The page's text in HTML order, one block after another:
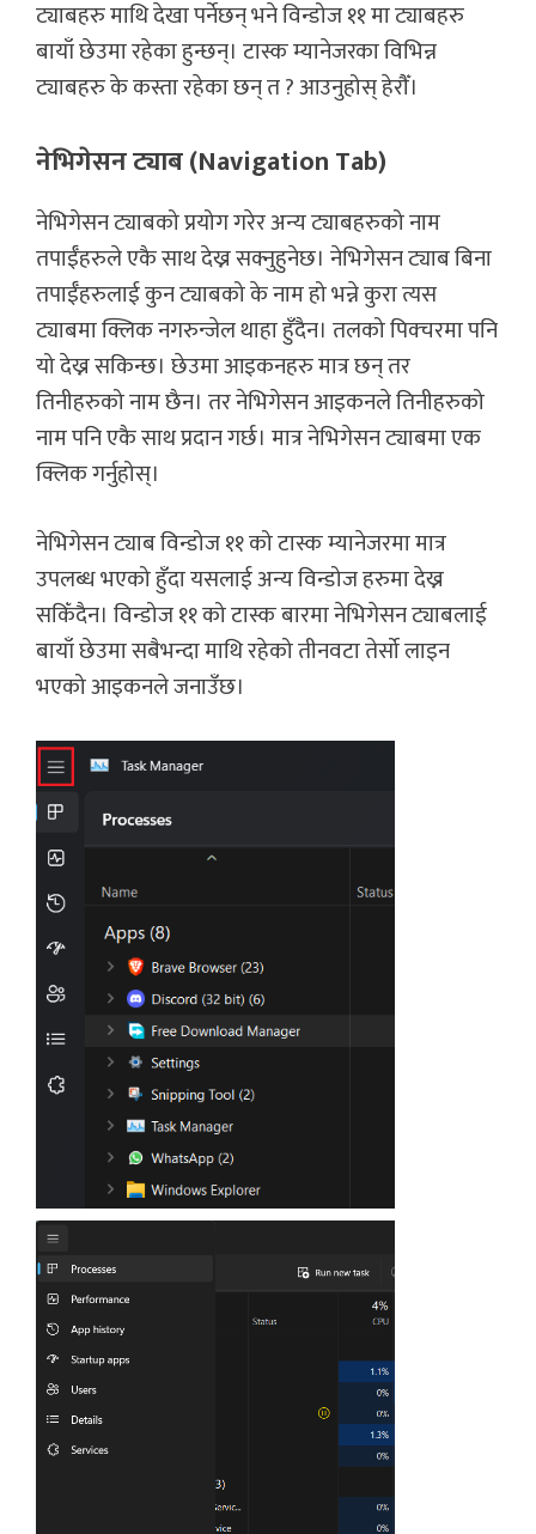
ट्याबहरु माथि देखा पर्नेछन् भने विन्डोज ११ मा ट्याबहरु
बायाँ छेउमा रहेका हुन्छन्। टास्क म्यानेजरका विभिन्न
ट्याबहरु के कस्ता रहेका छन् त ? आउनुहोस् हेरौँ।
नेभिगेसन ट्याब (Navigation Tab)
नेभिगेसन ट्याबको प्रयोग गरेर अन्य ट्याबहरुको नाम
तपाईँहरुले एकै साथ देख्न सक्नुहुनेछ। नेभिगेसन ट्याब बिना
तपाईँहरुलाई कुन ट्याबको के नाम हो भन्ने कुरा त्यस
ट्याबमा क्लिक नगरुन्जेल थाहा हुँदैन। तलको पिक्चरमा पनि
यो देख्न सकिन्छ। छेउमा आइकनहरु मात्र छन् तर
तिनीहरुको नाम छैन। तर नेभिगेसन आइकनले तिनीहरुको
नाम पनि एकै साथ प्रदान गर्छ। मात्र नेभिगेसन ट्याबमा एक
क्लिक गर्नुहोस्।
नेभिगेसन ट्याब विन्डोज ११ को टास्क म्यानेजरमा मात्र
उपलब्ध भएको हुँदा यसलाई अन्य विन्डोज हरुमा देख्न
सकिँदैन। विन्डोज ११ को टास्क बारमा नेभिगेसन ट्याबलाई
बायाँ छेउमा सबैभन्दा माथि रहेको तीनवटा तेर्सो लाइन
भएको आइकनले जनाउँछ।